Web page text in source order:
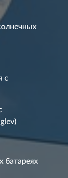
с
батареях